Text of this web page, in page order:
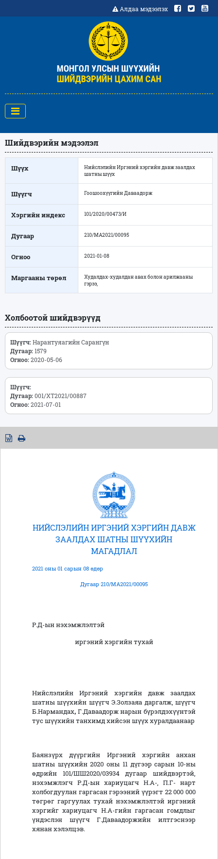
Алдаа мэдээлэх
Шийдвэрийн мэдээлэл
Шүүх
Нийслэлийн Иргэний хэргийн давж заалдах
шатны шүүх
Шүүгч Гоошоохүүгийн Даваадорж
Хэргийн индекс 101/2020/00473/И
Дугаар 210/МА2021/00095
Огноо 2021-01-08
Маргааны төрөл
Худалдах-худалдан авах болон арилжааны
гэрээ,
Холбоотой шийдвэрүүд
Шүүгч:Нарантуяагийн Сарангүн
Дугаар:1579
Огноо:2020-05-06
Шүүгч:
Дугаар:001/ХТ2021/00887
Огноо:2021-07-01
НИЙСЛЭЛИЙН ИРГЭНИЙ ХЭРГИЙН ДАВЖ
ЗААЛДАХ ШАТНЫ ШҮҮХИЙН
МАГАДЛАЛ
2021 оны 01 сарын 08 өдөр
Дугаар 210/МА2021/00095
Р.Д-ын нэхэмжлэлтэй
иргэний хэргийн тухай
Нийслэлийн Иргэний хэргийн давж заалдах
шатны шүүхийн шүүгч Э.Золзаяа даргалж, шүүгч
Б.Нармандах, Г.Даваадорж нарын бүрэлдэхүүнтэй
тус шүүхийн танхимд хийсэн шүүх хуралдаанаар
Баянзүрх дүүргийн Иргэний хэргийн анхан
шатны шүүхийн 2020 оны 11 дүгээр сарын 10-ны
өдрийн 101/ШШ2020/03934 дугаар шийдвэртэй,
нэхэмжлэгч Р.Д-ын хариуцагч Н.А-, П.Г- нарт
холбогдуулан гаргасан гэрээний үүрэгт 22 000 000
төгрөг гаргуулах тухай нэхэмжлэлтэй иргэний
хэргийг хариуцагч Н.А-гийн гаргасан гомдлыг
үндэслэн шүүгч Г.Даваадоржийн илтгэснээр
хянан хэлэлцэв.